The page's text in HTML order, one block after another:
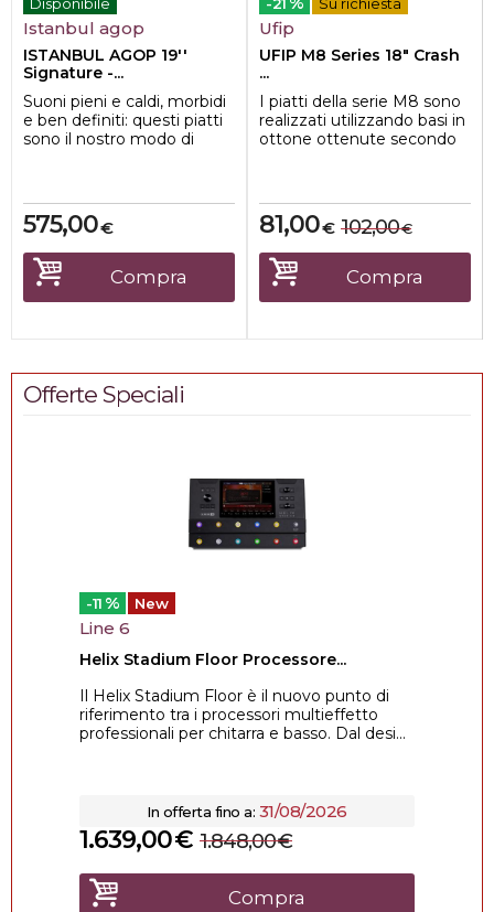
Istanbul agop
ISTANBUL AGOP 19''
Signature -...
Suoni pieni e caldi, morbidi
e ben definiti: questi piatti
sono il nostro modo di
€
575,00
Compra
Ufip
UFIP M8 Series 18" Crash
...
I piatti della serie M8 sono
realizzati utilizzando basi in
ottone ottenute secondo
€
81,00 €
102,00
Compra
Offerte Speciali
-11 % New
Line 6
Helix Stadium Floor Processore...
Il Helix Stadium Floor è il nuovo punto di
riferimento tra i processori multieffetto
professionali per chitarra e basso. Dal desi...
In offerta fino a: 31/08/2026
€
1.639,00 €
1.848,00
Compra